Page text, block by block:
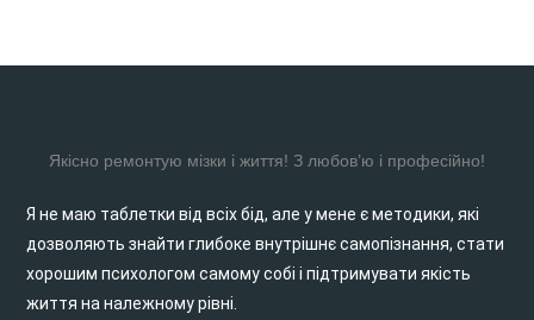
Якісно ремонтую мізки і життя! З любов’ю і професійно!
Я не маю таблетки від всіх бід, але у мене є методики, які
дозволяють знайти глибоке внутрішнє самопізнання, стати
хорошим психологом самому собі і підтримувати якість
життя на належному рівні.